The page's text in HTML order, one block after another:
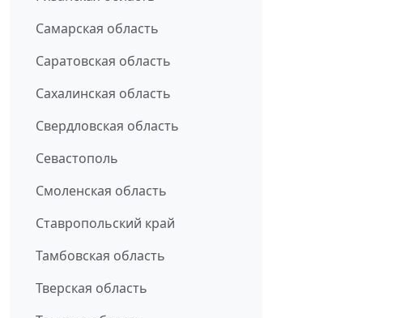
Самарская область
Саратовская область
Сахалинская область
Свердловская область
Севастополь
Смоленская область
Ставропольский край
Тамбовская область
Тверская область